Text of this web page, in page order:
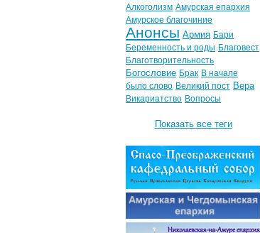
Алкоголизм Амурская епархия
Амурское благочиние
Анонсы Армия Бари
Беременность и роды Благовест
Благотворительность
Богословие Брак В начале
было слово Великий пост Вера
Викариатство Вопросы
Показать все теги